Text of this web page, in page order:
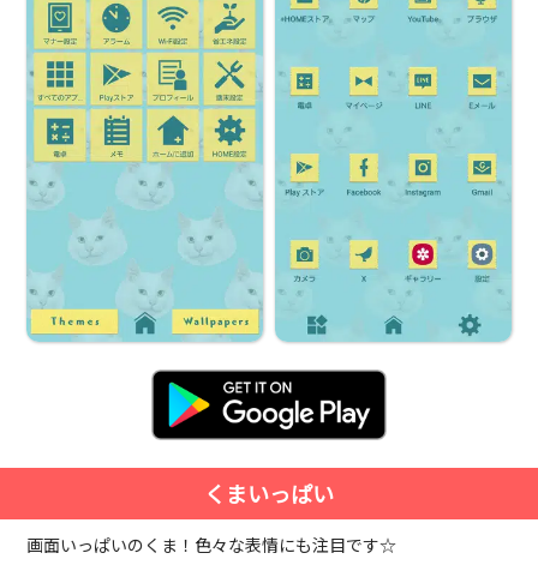
くまいっぱい
画面いっぱいのくま！色々な表情にも注目です☆